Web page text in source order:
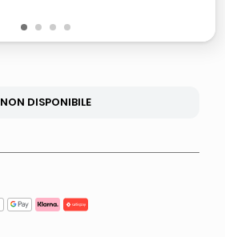
1 2 3 4
NON DISPONIBILE